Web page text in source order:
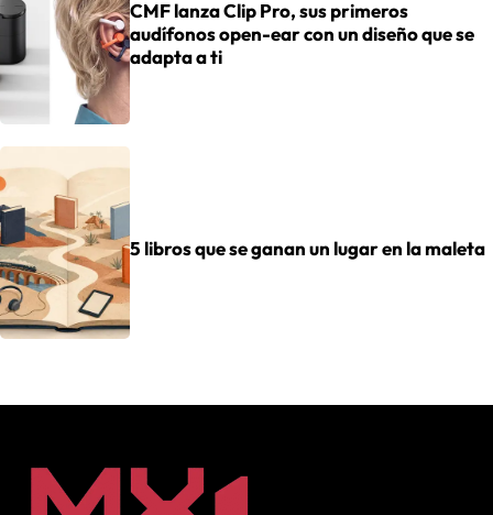
CMF lanza Clip Pro, sus primeros
audífonos open-ear con un diseño que se
adapta a ti
5 libros que se ganan un lugar en la maleta